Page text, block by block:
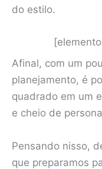
do estilo.
Afinal, com um
planejamento, é
quadrado em um
e cheio de
Pensando nisso,
que preparamos